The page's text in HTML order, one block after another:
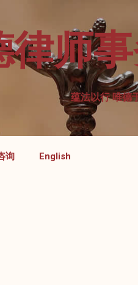
律师
蕴法以行 唯德
询 English